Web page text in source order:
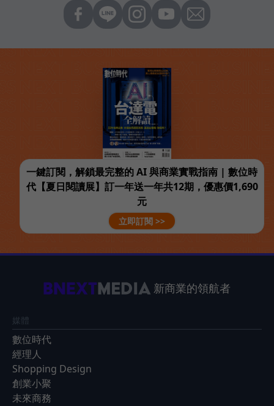
一鍵訂閱，解鎖最完整的 AI 與商業實戰指南 | 數位時
代【夏日閱讀展】訂一年送一年共12期，優惠價1,690
元
立即訂閱 >>
新商業的領航者
媒體
數位時代
經理人
Shopping Design
創業小聚
未來商務